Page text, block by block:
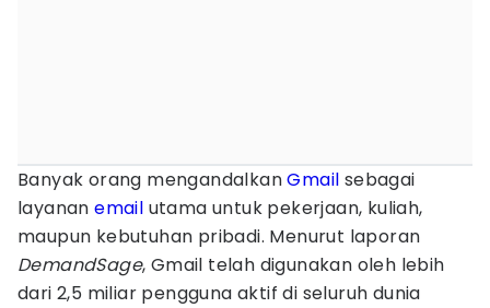
Banyak orang mengandalkanGmail sebagai
layananemail utama untuk pekerjaan, kuliah,
maupun kebutuhan pribadi. Menurut laporan
DemandSage, Gmail telah digunakan oleh lebih
dari 2,5 miliar pengguna aktif di seluruh dunia